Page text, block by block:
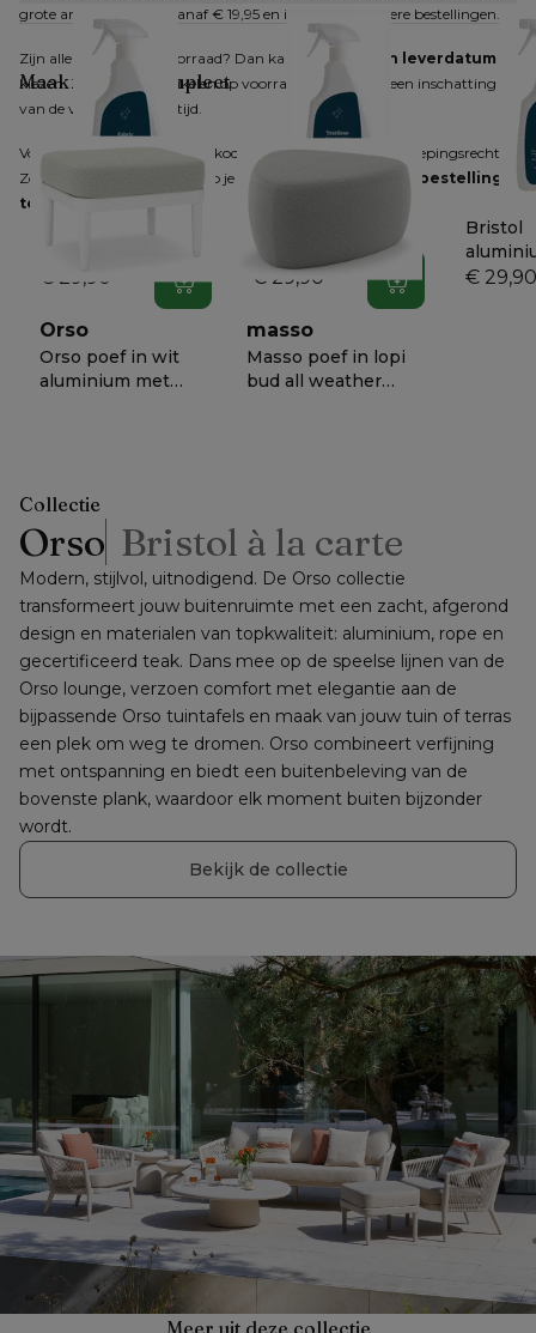
grote artikelen kan al vanaf € 19,95 en is gratis bij grotere bestellingen.
Zijn alle artikelen op voorraad? Dan kan je direct een leverdatum
kiezen. Zijn niet alle artikelen op voorraad, dan krijg je een inschatting
van de verwachte levertijd.
Voor producten die online gekocht worden, geldt het herroepingsrecht.
Zodra je dit hebt gemeld, heb je
14 dagen de tijd om je bestelling
terug te sturen
reiniger
In winkelwagen
€ 29,90
textilene reiniger
In winkelwagen
€ 29,90
Bristol
€ 29,90
Maak je look compleet
Orso
Orso poef in wit
aluminium met
masso
Masso poef in lopi
bud all weather
Collectie
Orso Bristol à la carte
Modern, stijlvol, uitnodigend. De Orso collectie
transformeert jouw buitenruimte met een zacht, afgerond
design en materialen van topkwaliteit: aluminium, rope en
gecertificeerd teak. Dans mee op de speelse lijnen van de
Orso lounge, verzoen comfort met elegantie aan de
bijpassende Orso tuintafels en maak van jouw tuin of terras
een plek om weg te dromen. Orso combineert verfijning
met ontspanning en biedt een buitenbeleving van de
bovenste plank, waardoor elk moment buiten bijzonder
wordt.
Bekijk de collectie